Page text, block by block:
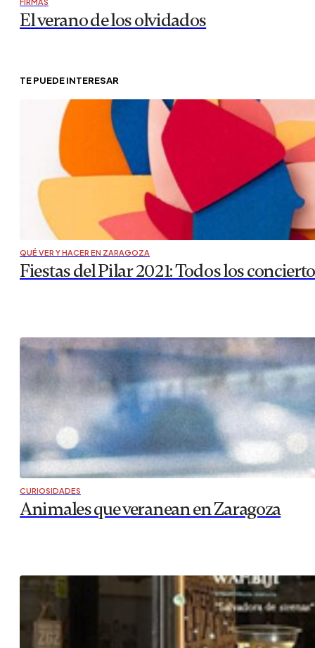
FIRMAS
El verano de los olvidados
TE PUEDE INTERESAR
QUÉ VER Y HACER EN ZARAGOZA
Fiestas del Pilar 2021: Todos los
CURIOSIDADES
Animales que veranean en Zaragoza